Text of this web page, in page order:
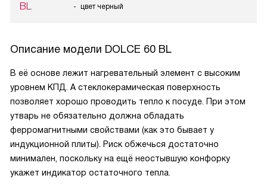
BL цвет черный
Описание модели DOLCE 60 BL
В её основе лежит нагревательный элемент с высоким
уровнем КПД. А стеклокерамическая поверхность
позволяет хорошо проводить тепло к посуде. При этом
утварь не обязательно должна обладать
ферромагнитными свойствами (как это бывает у
индукционной плиты). Риск обжечься достаточно
минимален, поскольку на ещё неостывшую конфорку
укажет индикатор остаточного тепла.